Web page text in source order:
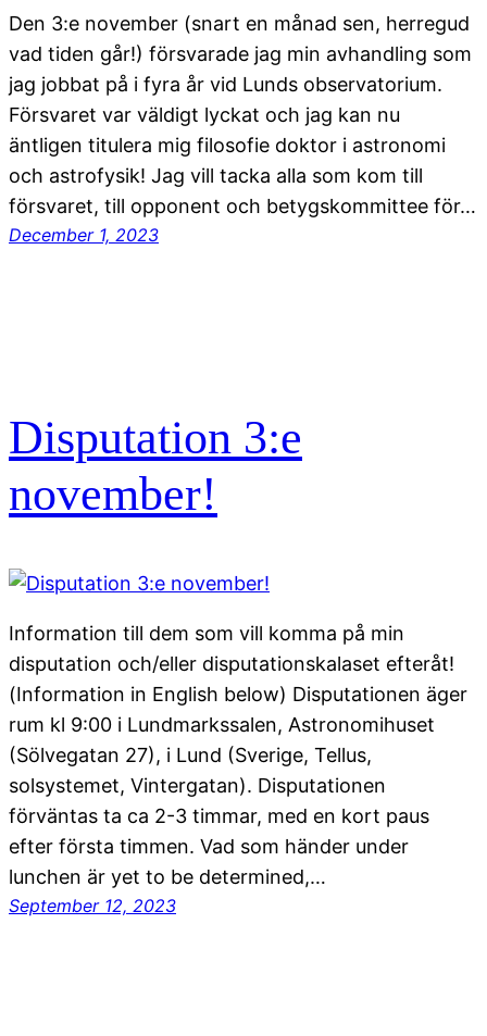
Den 3:e november (snart en månad sen, herregud
vad tiden går!) försvarade jag min avhandling som
jag jobbat på i fyra år vid Lunds observatorium.
Försvaret var väldigt lyckat och jag kan nu
äntligen titulera mig filosofie doktor i astronomi
och astrofysik! Jag vill tacka alla som kom till
försvaret, till opponent och betygskommittee för…
December 1, 2023
Disputation 3:e
november!
Information till dem som vill komma på min
disputation och/eller disputationskalaset efteråt!
(Information in English below) Disputationen äger
rum kl 9:00 i Lundmarkssalen, Astronomihuset
(Sölvegatan 27), i Lund (Sverige, Tellus,
solsystemet, Vintergatan). Disputationen
förväntas ta ca 2-3 timmar, med en kort paus
efter första timmen. Vad som händer under
lunchen är yet to be determined,…
September 12, 2023